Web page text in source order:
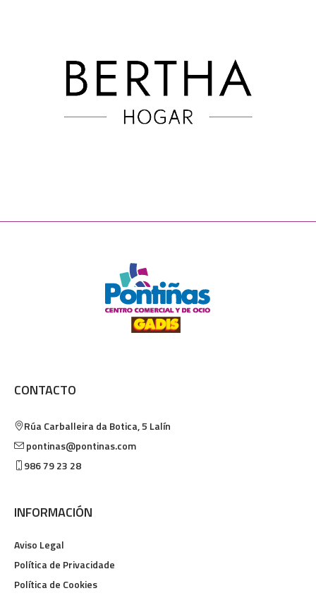
CONTACTO
Rúa Carballeira da Botica, 5 Lalín
pontinas@pontinas.com
986 79 23 28
INFORMACIÓN
Aviso Legal
Política de Privacidade
Política de Cookies